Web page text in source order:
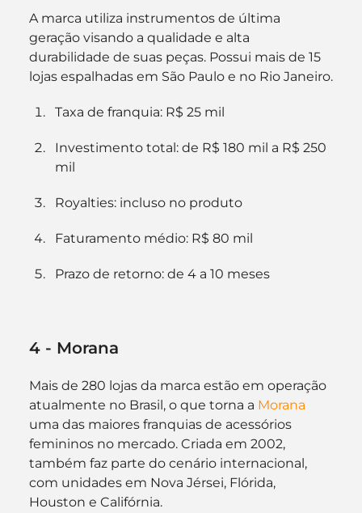
A marca utiliza instrumentos de última
geração visando a qualidade e alta
durabilidade de suas peças. Possui mais de 15
lojas espalhadas em São Paulo e no Rio Janeiro.
Taxa de franquia: R$ 25 mil
Investimento total: de R$ 180 mil a R$ 250
mil
Royalties: incluso no produto
Faturamento médio: R$ 80 mil
Prazo de retorno: de 4 a 10 meses
4 - Morana
Mais de 280 lojas da marca estão em operação
atualmente no Brasil, o que torna a Morana
uma das maiores franquias de acessórios
femininos no mercado. Criada em 2002,
também faz parte do cenário internacional,
com unidades em Nova Jérsei, Flórida,
Houston e Califórnia.